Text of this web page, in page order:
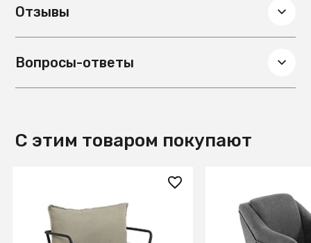
Отзывы
Вопросы-ответы
С этим товаром покупают
84 990 ₽
Кресло Mareluz из черной
60 990 ₽
Кресло Brida